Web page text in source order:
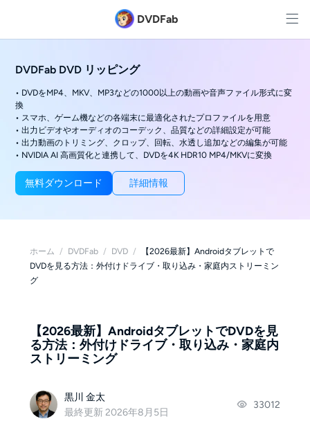
DVDFab
DVDFab DVD リッピング
• DVDをMP4、MKV、MP3などの1000以上の動画や音声ファイル形式に変
換
• スマホ、ゲーム機などの各端末に最適化されたプロファイルを用意
• 出力ビデオやオーディオのコーデック、品質などの詳細設定が可能
• 出力動画のトリミング、クロップ、回転、水透し追加などの編集が可能
• NVIDIA AI 高画質化と連携して、DVDを4K HDR10 MP4/MKVに変換
無料ダウンロード 詳細情報
ホーム / DVDFab / DVD /
【2026最新】Androidタブレットで
DVDを見る方法：外付けドライブ・取り込み・家庭内ストリーミン
グ
【2026最新】AndroidタブレットでDVDを見
る方法：外付けドライブ・取り込み・家庭内
ストリーミング
黒川 金太
最終更新 2026年8月5日
33012